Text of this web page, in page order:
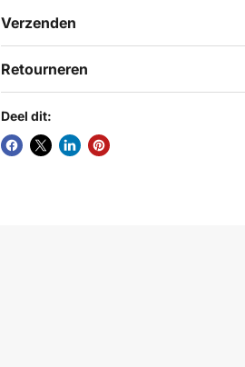
Verzenden
Retourneren
Deel dit: